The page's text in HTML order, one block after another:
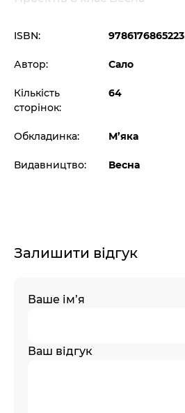
ISBN: 9786176865223
Автор: Сало
Кількість
сторінок:
64
Обкладинка: М’яка
Видавництво: Весна
Залишити відгук
Ваше ім’я
Ваш відгук